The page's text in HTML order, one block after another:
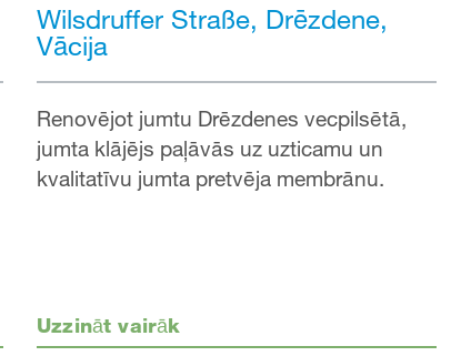
Wilsdruffer Straße, Drēzdene,
Vācija
Renovējot jumtu Drēzdenes vecpilsētā,
jumta klājējs paļāvās uz uzticamu un
kvalitatīvu jumta pretvēja membrānu.
Uzzināt vairāk